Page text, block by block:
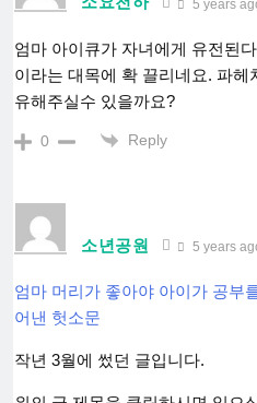
5 years
엄마 아이큐가 자녀에게 유전된
이라는 대목에 확 끌리네요. 파
유해주실수 있을까요?
0 Reply
소년공원 5 years
엄마 머리가 좋아야 아이가 공부
어낸 헛소문
작년 3월에 썼던 글입니다.